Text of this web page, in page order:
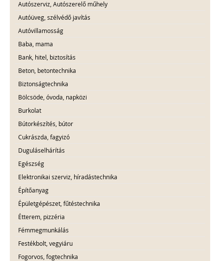
Autószerviz, Autószerelő műhely
Autóüveg, szélvédő javítás
Autóvillamosság
Baba, mama
Bank, hitel, biztosítás
Beton, betontechnika
Biztonságtechnika
Bölcsöde, óvoda, napközi
Burkolat
Bútorkészítés, bútor
Cukrászda, fagyizó
Duguláselhárítás
Egészség
Elektronikai szerviz, híradástechnika
Építőanyag
Épületgépészet, fűtéstechnika
Étterem, pizzéria
Fémmegmunkálás
Festékbolt, vegyiáru
Fogorvos, fogtechnika